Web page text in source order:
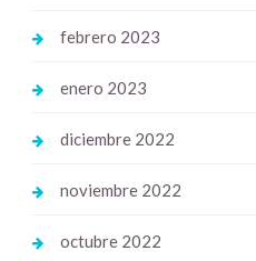
febrero 2023
enero 2023
diciembre 2022
noviembre 2022
octubre 2022